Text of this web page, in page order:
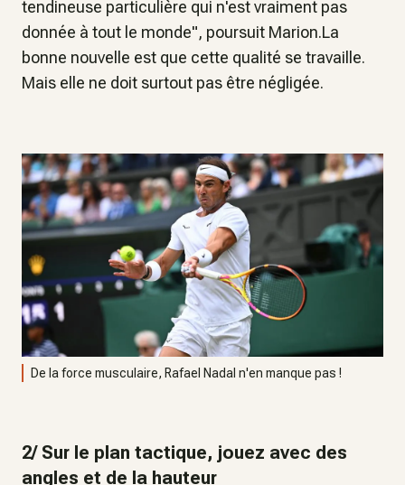
tendineuse particulière qui n'est vraiment pas
donnée à tout le monde", poursuit Marion.La
bonne nouvelle est que cette qualité se travaille.
Mais elle ne doit surtout pas être négligée.
De la force musculaire, Rafael Nadal n'en manque pas !
2/ Sur le plan tactique, jouez avec des
angles et de la hauteur